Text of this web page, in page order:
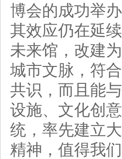
博会的成功举
其效应仍在延
未来馆，改建
城市文脉，符
共识，而且能
设施、文化创
统，率先建立
精神，值得我